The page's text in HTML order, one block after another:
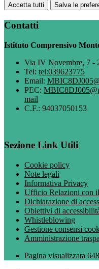
Accetta tutti Salva le
Contatti
Istituto Comprensivo
Via IV Novembre, 7 -
Tel: tel:039623775
Email:
PEC:
mail
C.F.: 94037050153
Sezione Link Utili
Cookie policy
Note legali
Informativa Privacy
Ufficio Relazioni con
Dichiarazione di
Obiettivi di
Whistleblowing
Gestione consensi
Amministrazione
Pagina visualizzata 648